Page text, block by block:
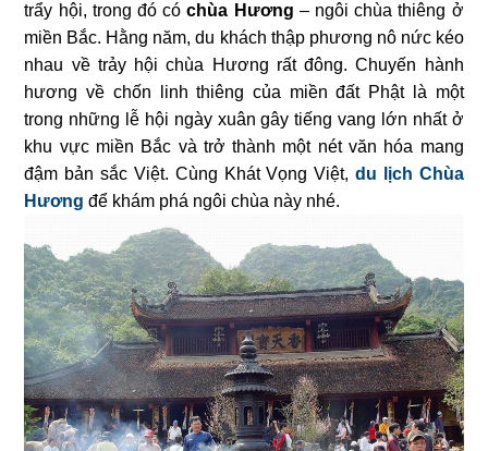
trẩy hội, trong đó cóchùa Hương – ngôi chùa thiêng ở
miền Bắc. Hằng năm, du khách thập phương nô nức kéo
nhau về trảy hội chùa Hương rất đông. Chuyến hành
hương về chốn linh thiêng của miền đất Phật là một
trong những lễ hội ngày xuân gây tiếng vang lớn nhất ở
khu vực miền Bắc và trở thành một nét văn hóa mang
đậm bản sắc Việt. Cùng Khát Vọng Việt, du lịch Chùa
Hương để khám phá ngôi chùa này nhé.